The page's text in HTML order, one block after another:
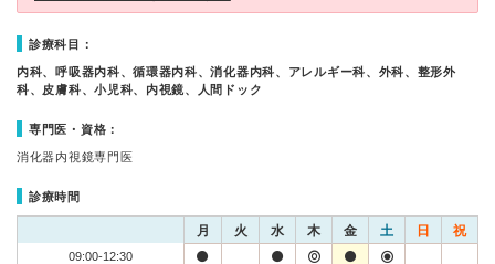
診療科目：
内科、呼吸器内科、循環器内科、消化器内科、アレルギー科、外科、整形外
科、皮膚科、小児科、内視鏡、人間ドック
専門医・資格：
消化器内視鏡専門医
診療時間
月 火 水 木 金 土 日 祝
09:00-12:30